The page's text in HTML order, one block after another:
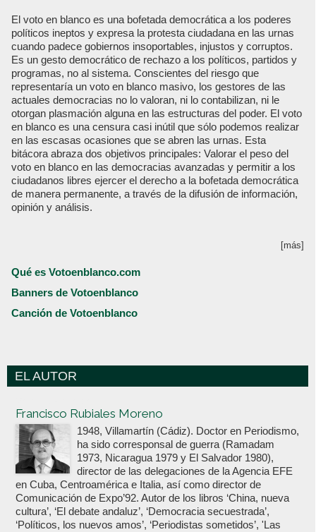
El voto en blanco es una bofetada democrática a los poderes
políticos ineptos y expresa la protesta ciudadana en las urnas
cuando padece gobiernos insoportables, injustos y corruptos.
Es un gesto democrático de rechazo a los políticos, partidos y
programas, no al sistema. Conscientes del riesgo que
representaría un voto en blanco masivo, los gestores de las
actuales democracias no lo valoran, ni lo contabilizan, ni le
otorgan plasmación alguna en las estructuras del poder. El voto
en blanco es una censura casi inútil que sólo podemos realizar
en las escasas ocasiones que se abren las urnas. Esta
bitácora abraza dos objetivos principales: Valorar el peso del
voto en blanco en las democracias avanzadas y permitir a los
ciudadanos libres ejercer el derecho a la bofetada democrática
de manera permanente, a través de la difusión de información,
opinión y análisis.
[más]
Qué es Votoenblanco.com
Banners de Votoenblanco
Canción de Votoenblanco
EL AUTOR
Francisco Rubiales Moreno
1948, Villamartín (Cádiz). Doctor en Periodismo,
ha sido corresponsal de guerra (Ramadam
1973, Nicaragua 1979 y El Salvador 1980),
director de las delegaciones de la Agencia EFE
en Cuba, Centroamérica e Italia, así como director de
Comunicación de Expo’92. Autor de los libros ‘China, nueva
cultura’, ‘El debate andaluz’, ‘Democracia secuestrada’,
‘Políticos, los nuevos amos’, ‘Periodistas sometidos’, 'Las